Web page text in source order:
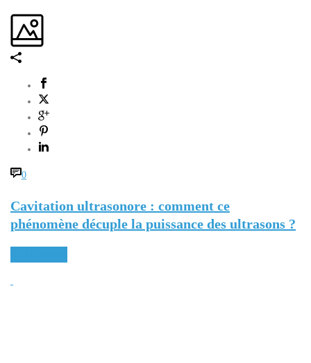
0
Cavitation ultrasonore : comment ce
phénomène décuple la puissance des ultrasons ?